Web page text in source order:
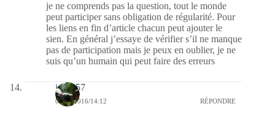
je ne comprends pas la question, tout le monde
peut participer sans obligation de régularité. Pour
les liens en fin d’article chacun peut ajouter le
sien. En général j’essaye de vérifier s’il ne manque
pas de participation mais je peux en oublier, je ne
suis qu’un humain qui peut faire des erreurs
jazzy57
08/08/2016/14:12 RÉPONDRE